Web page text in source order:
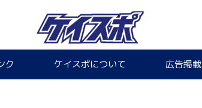
ク ケイスポについて 広告掲載